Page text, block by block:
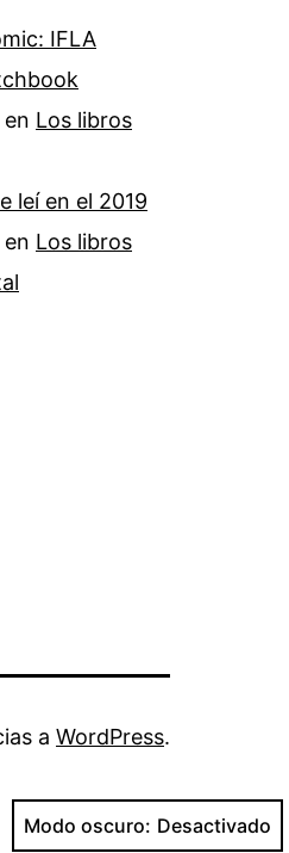
IFLA
en Los libros
leí en el 2019
en Los libros
a WordPress.
Modo oscuro: